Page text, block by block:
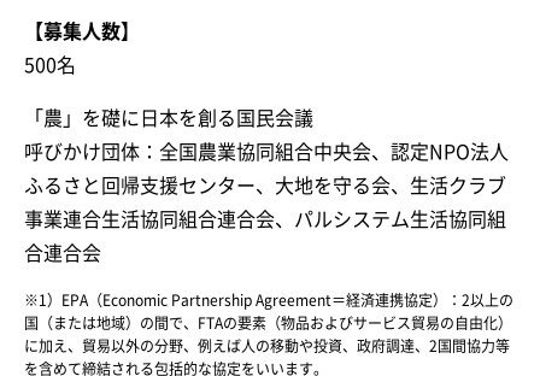
【募集人数】
500名
「農」を礎に日本を創る国民会議
呼びかけ団体：全国農業協同組合中央会、認定NPO法人
ふるさと回帰支援センター、大地を守る会、生活クラブ
事業連合生活協同組合連合会、パルシステム生活協同組
合連合会
※1）EPA（Economic Partnership Agreement＝経済連携協定）：2以上の
国（または地域）の間で、FTAの要素（物品およびサービス貿易の自由化）
に加え、貿易以外の分野、例えば人の移動や投資、政府調達、2国間協力等
を含めて締結される包括的な協定をいいます。